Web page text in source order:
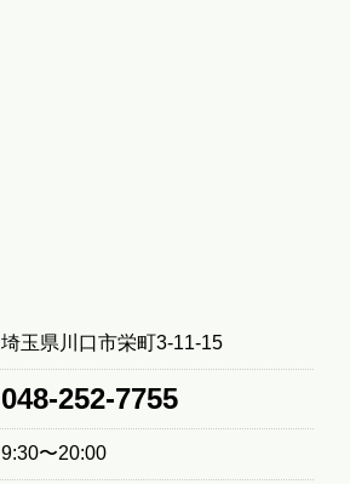
埼玉県川口市栄町3-11-15
048-252-7755
9:30〜20:00